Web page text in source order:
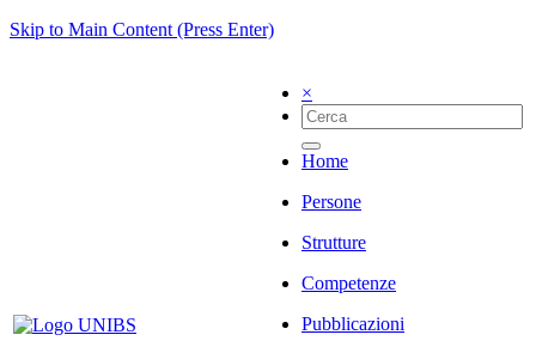
Skip to Main Content (Press Enter)
×
Home
Persone
Strutture
Competenze
Pubblicazioni